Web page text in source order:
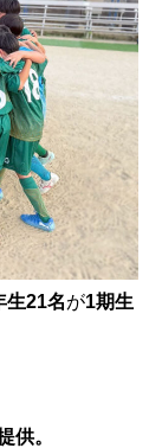
生21名が1期生
供。